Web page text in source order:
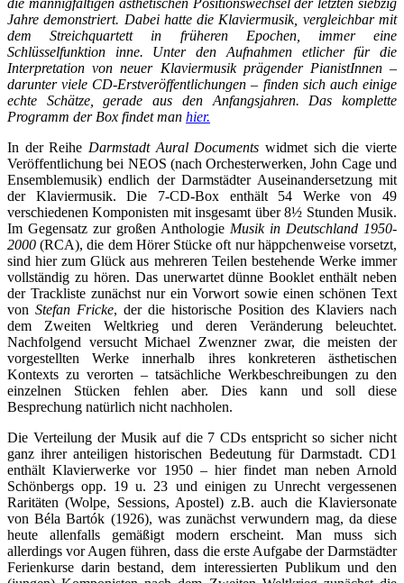
die mannigfaltigen ästhetischen Positionswechsel der letzten siebzig
Jahre demonstriert. Dabei hatte die Klaviermusik, vergleichbar mit
dem Streichquartett in früheren Epochen, immer eine
Schlüsselfunktion inne. Unter den Aufnahmen etlicher für die
Interpretation von neuer Klaviermusik prägender PianistInnen –
darunter viele CD-Erstveröffentlichungen – finden sich auch einige
echte Schätze, gerade aus den Anfangsjahren. Das komplette
Programm der Box findet man hier.
In der Reihe Darmstadt Aural Documents widmet sich die vierte
Veröffentlichung bei NEOS (nach Orchesterwerken, John Cage und
Ensemblemusik) endlich der Darmstädter Auseinandersetzung mit
der Klaviermusik. Die 7-CD-Box enthält 54 Werke von 49
verschiedenen Komponisten mit insgesamt über 8½ Stunden Musik.
Im Gegensatz zur großen Anthologie Musik in Deutschland 1950-
2000 (RCA), die dem Hörer Stücke oft nur häppchenweise vorsetzt,
sind hier zum Glück aus mehreren Teilen bestehende Werke immer
vollständig zu hören. Das unerwartet dünne Booklet enthält neben
der Trackliste zunächst nur ein Vorwort sowie einen schönen Text
von Stefan Fricke, der die historische Position des Klaviers nach
dem Zweiten Weltkrieg und deren Veränderung beleuchtet.
Nachfolgend versucht Michael Zwenzner zwar, die meisten der
vorgestellten Werke innerhalb ihres konkreteren ästhetischen
Kontexts zu verorten – tatsächliche Werkbeschreibungen zu den
einzelnen Stücken fehlen aber. Dies kann und soll diese
Besprechung natürlich nicht nachholen.
Die Verteilung der Musik auf die 7 CDs entspricht so sicher nicht
ganz ihrer anteiligen historischen Bedeutung für Darmstadt. CD1
enthält Klavierwerke vor 1950 – hier findet man neben Arnold
Schönbergs opp. 19 u. 23 und einigen zu Unrecht vergessenen
Raritäten (Wolpe, Sessions, Apostel) z.B. auch die Klaviersonate
von Béla Bartók (1926), was zunächst verwundern mag, da diese
heute allenfalls gemäßigt modern erscheint. Man muss sich
allerdings vor Augen führen, dass die erste Aufgabe der Darmstädter
Ferienkurse darin bestand, dem interessierten Publikum und den